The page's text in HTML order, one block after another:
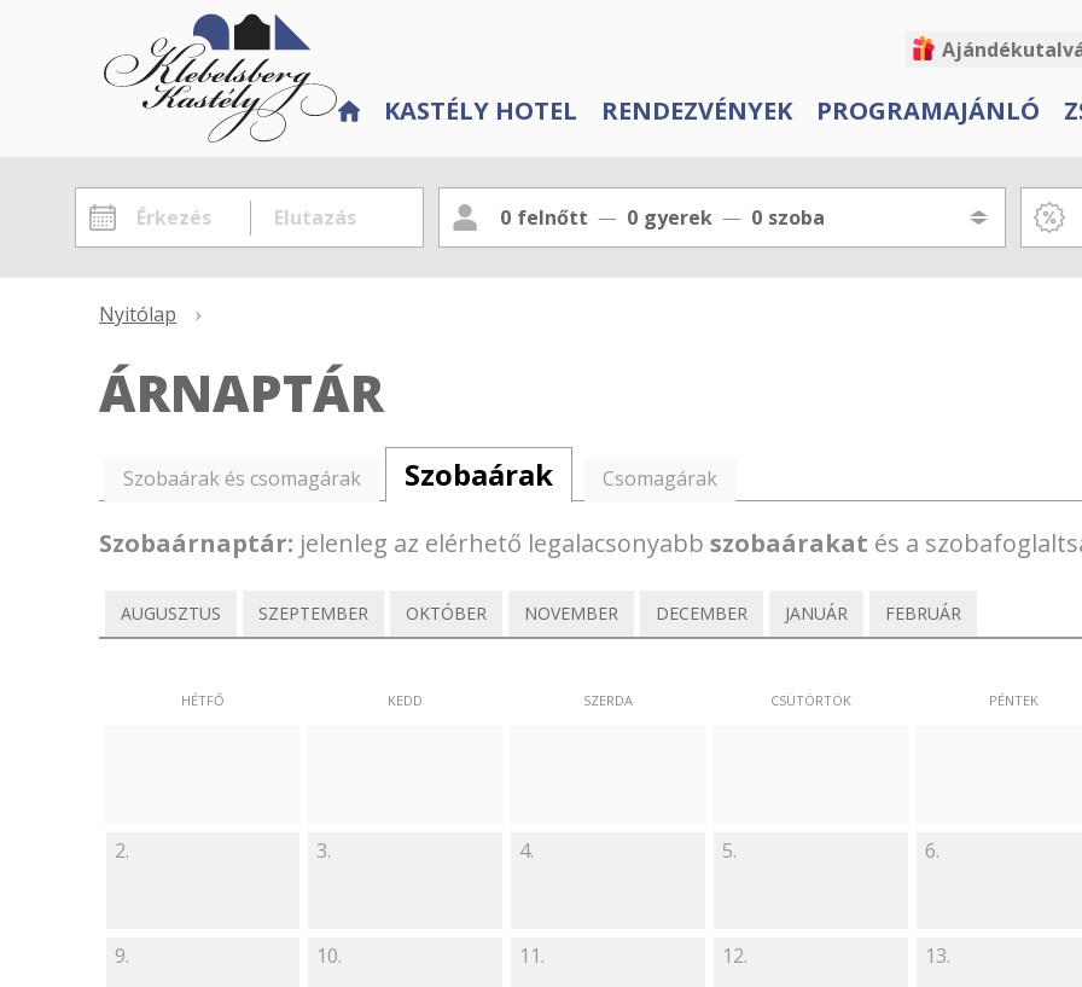
KASTÉLY HOTEL RENDEZVÉNYEK PROGRAMAJÁNLÓ
0 felnőtt 0 gyerek 0 szoba
Nyitólap ›
ÁRNAPTÁR
Szobaárak és csomagárak Szobaárak Csomagárak
Szobaárnaptár: jelenleg az elérhető legalacsonyabb szobaárakat és a
AUGUSZTUS SZEPTEMBER OKTÓBER NOVEMBER DECEMBER JANUÁR FEBRUÁR
HÉTFŐ KEDD SZERDA CSÜTÖRTÖK PÉNTEK
2. 3. 4. 5. 6.
9. 10. 11. 12. 13.